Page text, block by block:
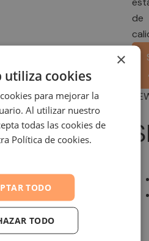
de
×
utiliza cookies
para mejorar la
Al utilizar nuestro
todas las cookies de
Política de cookies.
TODO
TODO